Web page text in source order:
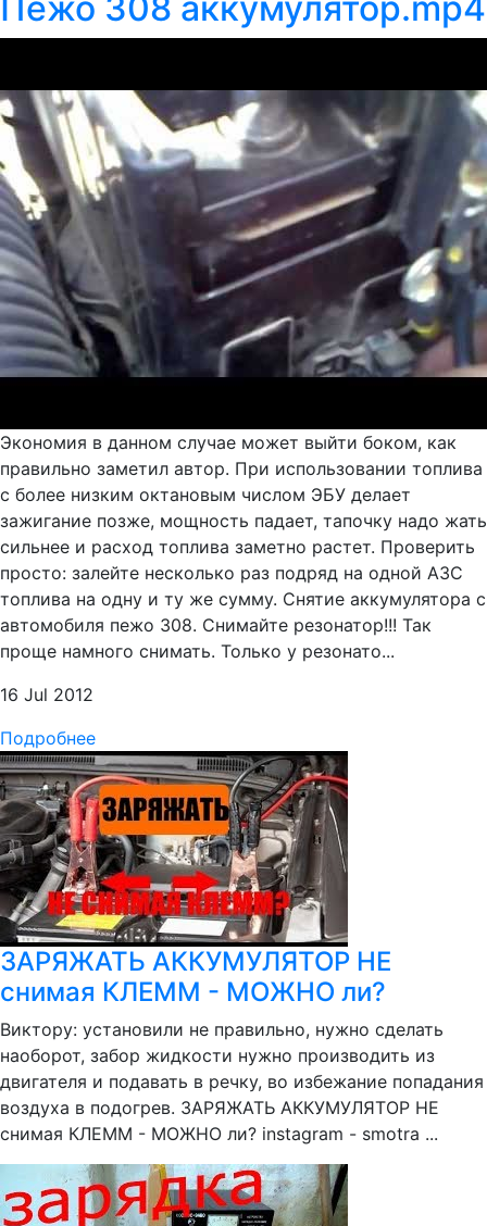
Экономия в данном случае может выйти боком, как
правильно заметил автор. При использовании топлива
с более низким октановым числом ЭБУ делает
зажигание позже, мощность падает, тапочку надо жать
сильнее и расход топлива заметно растет. Проверить
просто: залейте несколько раз подряд на одной АЗС
топлива на одну и ту же сумму. Снятие аккумулятора с
автомобиля пежо 308. Снимайте резонатор!!! Так
проще намного снимать. Только у резонато...
16 Jul 2012
Подробнее
ЗАРЯЖАТЬ АККУМУЛЯТОР НЕ
снимая КЛЕММ - МОЖНО ли?
Виктору: установили не правильно, нужно сделать
наоборот, забор жидкости нужно производить из
двигателя и подавать в речку, во избежание попадания
воздуха в подогрев. ЗАРЯЖАТЬ АККУМУЛЯТОР НЕ
снимая КЛЕММ - МОЖНО ли? instagram - smotra ...